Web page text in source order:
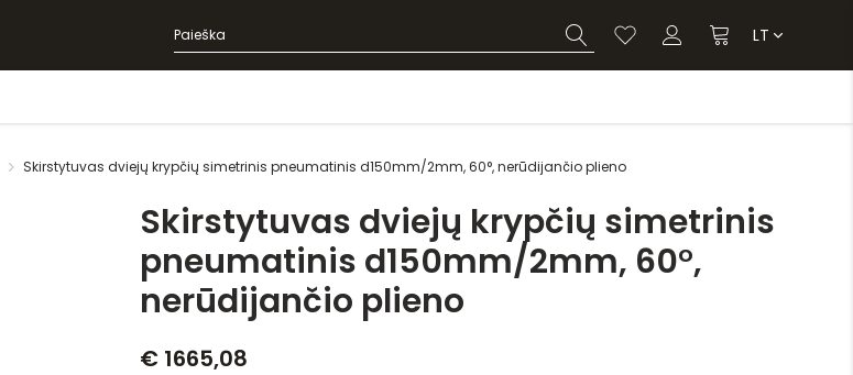
LT
Skirstytuvas dviejų krypčių simetrinis pneumatinis d150mm/2mm, 60°, nerūdijančio plieno
Skirstytuvas dviejų krypčių simetrinis
pneumatinis d150mm/2mm, 60°,
nerūdijančio plieno
€ 1665,08